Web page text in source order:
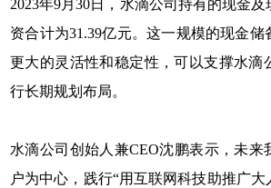
2023年9月30日，水滴公司持有的现金
资合计为31.39亿元。这一规模的现金储
更大的灵活性和稳定性，可以支撑水滴
行长期规划布局。
水滴公司创始人兼CEO沈鹏表示，未来
户为中心，践行“用互联网科技助推广大